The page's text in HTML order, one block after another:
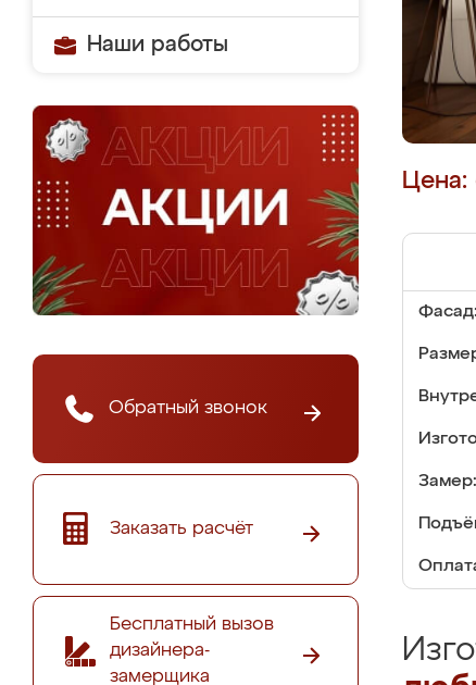
Наши работы
Обратный звонок
Заказать расчёт
Бесплатный вызов
дизайнера-
замерщика
Фасад:
Замер: